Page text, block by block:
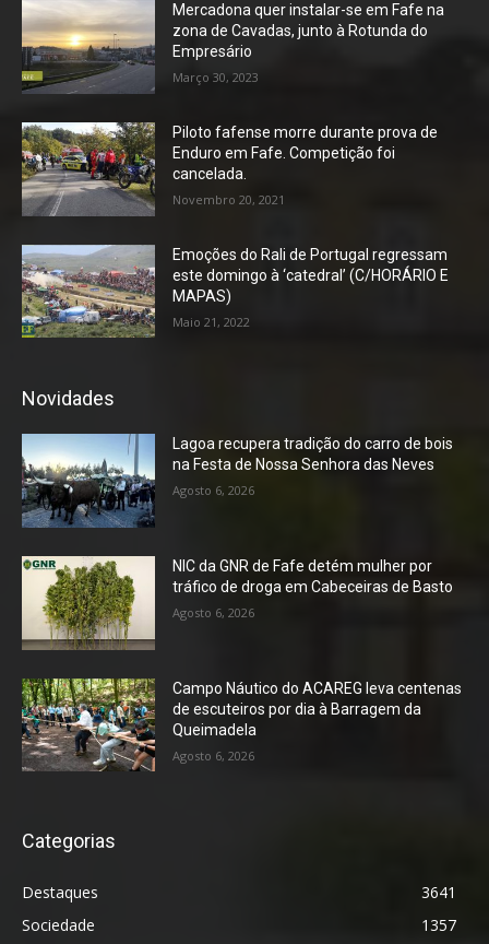
Mercadona quer instalar-se em Fafe na
zona de Cavadas, junto à Rotunda do
Empresário
Março 30, 2023
Piloto fafense morre durante prova de
Enduro em Fafe. Competição foi
cancelada.
Novembro 20, 2021
Emoções do Rali de Portugal regressam
este domingo à ‘catedral’ (C/HORÁRIO E
MAPAS)
Maio 21, 2022
Novidades
Lagoa recupera tradição do carro de bois
na Festa de Nossa Senhora das Neves
Agosto 6, 2026
NIC da GNR de Fafe detém mulher por
tráfico de droga em Cabeceiras de Basto
Agosto 6, 2026
Campo Náutico do ACAREG leva centenas
de escuteiros por dia à Barragem da
Queimadela
Agosto 6, 2026
Categorias
Destaques
3641
Sociedade
1357